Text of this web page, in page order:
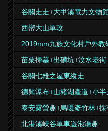
谷關走走+大甲溪電力文物
西巒大山單攻
2019mm九族文化村戶外教
苗栗掃墓+出磺坑+汶水老
谷關七雄之屋東縱走
德興瀑布+山豬湖產道+小
泰安露營趣+烏嗄彥竹林+採
北港溪峽谷單車遊泡湯趣